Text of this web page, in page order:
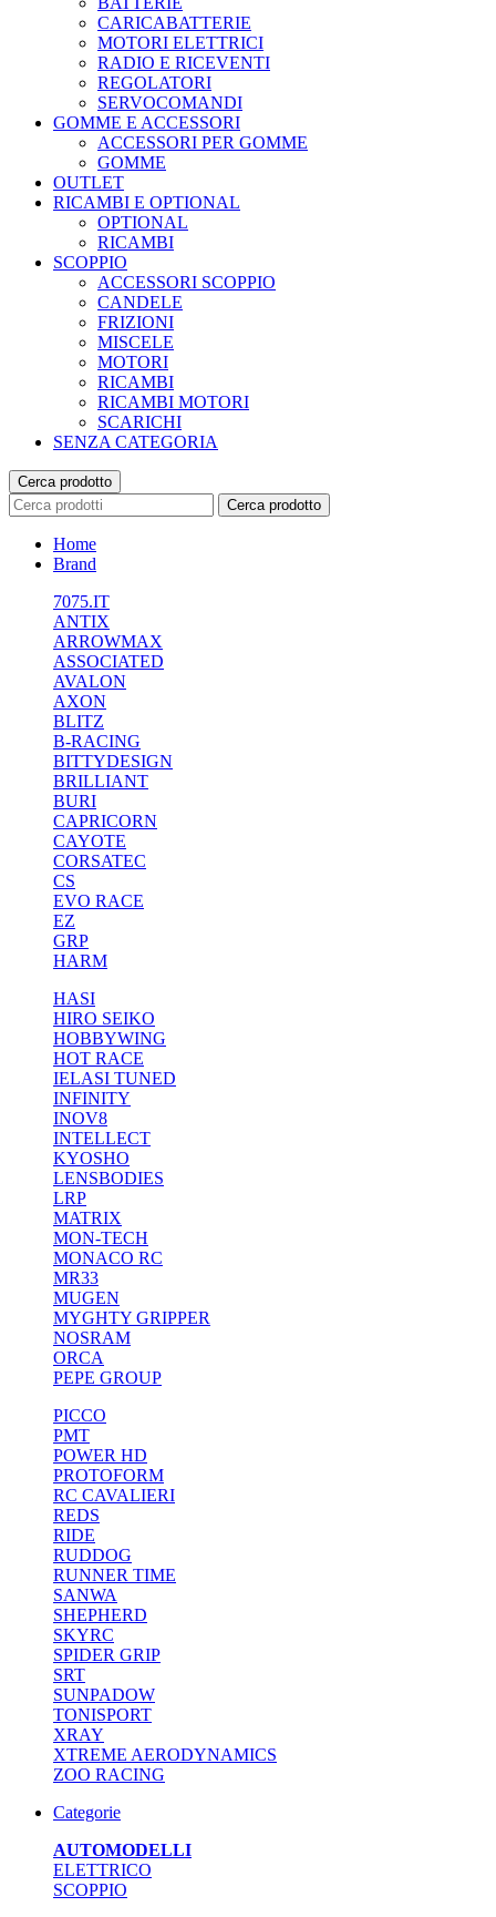
CARICABATTERIE
MOTORI ELETTRICI
RADIO E RICEVENTI
REGOLATORI
SERVOCOMANDI
GOMME E ACCESSORI
ACCESSORI PER GOMME
GOMME
OUTLET
RICAMBI E OPTIONAL
OPTIONAL
RICAMBI
SCOPPIO
ACCESSORI SCOPPIO
CANDELE
FRIZIONI
MISCELE
MOTORI
RICAMBI
RICAMBI MOTORI
SCARICHI
SENZA CATEGORIA
Cerca prodotto
Cerca prodotto
Home
Brand
7075.IT
ANTIX
ARROWMAX
ASSOCIATED
AVALON
AXON
BLITZ
B-RACING
BITTYDESIGN
BRILLIANT
BURI
CAPRICORN
CAYOTE
CORSATEC
CS
EVO RACE
EZ
GRP
HARM
HASI
HIRO SEIKO
HOBBYWING
HOT RACE
IELASI TUNED
INFINITY
INOV8
INTELLECT
KYOSHO
LENSBODIES
LRP
MATRIX
MON-TECH
MONACO RC
MR33
MUGEN
MYGHTY GRIPPER
NOSRAM
ORCA
PEPE GROUP
PICCO
PMT
POWER HD
PROTOFORM
RC CAVALIERI
REDS
RIDE
RUDDOG
RUNNER TIME
SANWA
SHEPHERD
SKYRC
SPIDER GRIP
SRT
SUNPADOW
TONISPORT
XRAY
XTREME AERODYNAMICS
ZOO RACING
Categorie
AUTOMODELLI
ELETTRICO
SCOPPIO